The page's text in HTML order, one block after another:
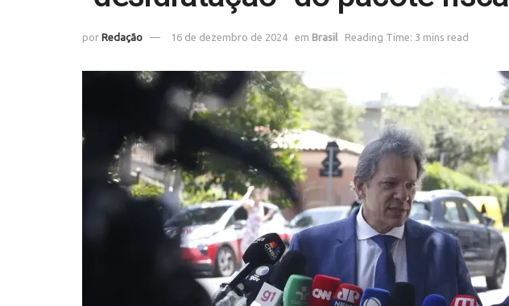
por Redação 16 de dezembro de 2024 em Brasil Reading Time: 3 mins read